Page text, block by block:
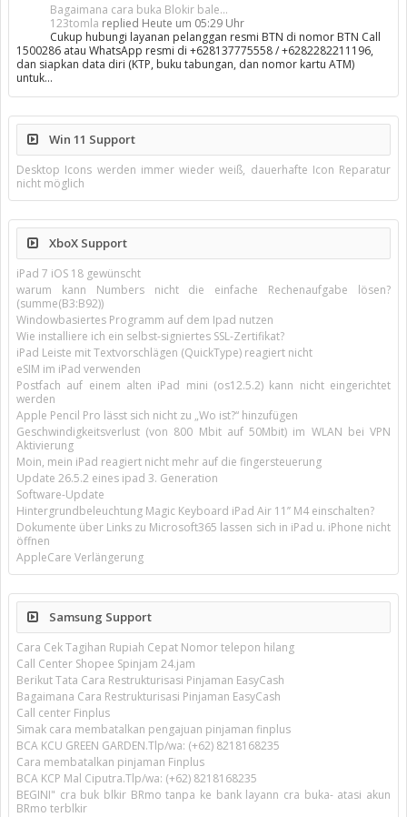
Bagaimana cara buka Blokir bale...
123tomla replied Heute um 05:29 Uhr
Cukup hubungi layanan pelanggan resmi BTN di nomor BTN Call
1500286 atau WhatsApp resmi di +628137775558 / +6282282211196,
dan siapkan data diri (KTP, buku tabungan, dan nomor kartu ATM)
untuk…
Win 11 Support
Desktop Icons werden immer wieder weiß, dauerhafte Icon Reparatur
nicht möglich
XboX Support
iPad 7 iOS 18 gewünscht
warum kann Numbers nicht die einfache Rechenaufgabe lösen?
(summe(B3:B92))
Windowbasiertes Programm auf dem Ipad nutzen
Wie installiere ich ein selbst-signiertes SSL-Zertifikat?
iPad Leiste mit Textvorschlägen (QuickType) reagiert nicht
eSIM im iPad verwenden
Postfach auf einem alten iPad mini (os12.5.2) kann nicht eingerichtet
werden
Apple Pencil Pro lässt sich nicht zu „Wo ist?“ hinzufügen
Geschwindigkeitsverlust (von 800 Mbit auf 50Mbit) im WLAN bei VPN
Aktivierung
Moin, mein iPad reagiert nicht mehr auf die fingersteuerung
Update 26.5.2 eines ipad 3. Generation
Software-Update
Hintergrundbeleuchtung Magic Keyboard iPad Air 11’’ M4 einschalten?
Dokumente über Links zu Microsoft365 lassen sich in iPad u. iPhone nicht
öffnen
AppleCare Verlängerung
Samsung Support
Cara Cek Tagihan Rupiah Cepat Nomor telepon hilang
Call Center Shopee Spinjam 24.jam
Berikut Tata Cara Restrukturisasi Pinjaman EasyCash
Bagaimana Cara Restrukturisasi Pinjaman EasyCash
Call center Finplus
Simak cara membatalkan pengajuan pinjaman finplus
BCA KCU GREEN GARDEN.Tlp/wa: (+62) 8218168235
Cara membatalkan pinjaman Finplus
BCA KCP Mal Ciputra.Tlp/wa: (+62) 8218168235
BEGINI" cra buk blkir BRmo tanpa ke bank layann cra buka- atasi akun
BRmo terblkir